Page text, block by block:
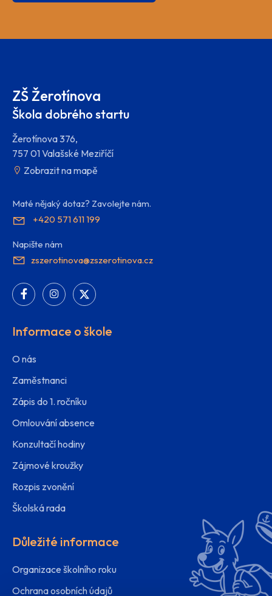
ZŠ Žerotínova
Škola dobrého startu
Žerotínova 376,
757 01 Valašské Meziříčí
Zobrazit na mapě
Maté nějaký dotaz? Zavolejte nám.
+420 571 611 199
Napište nám
zszerotinova@zszerotinova.cz
Informace o škole
O nás
Zaměstnanci
Zápis do 1. ročníku
Omlouvání absence
Konzultačí hodiny
Zájmové kroužky
Rozpis zvonění
Školská rada
Důležité informace
Organizace školního roku
Ochrana osobních údajů